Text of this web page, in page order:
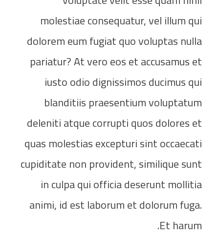
molestiae consequatur, vel illum qui
dolorem eum fugiat quo voluptas nulla
pariatur? At vero eos et accusamus et
iusto odio dignissimos ducimus qui
blanditiis praesentium voluptatum
deleniti atque corrupti quos dolores et
quas molestias excepturi sint occaecati
cupiditate non provident, similique sunt
in culpa qui officia deserunt mollitia
animi, id est laborum et dolorum fuga.
Et harum.